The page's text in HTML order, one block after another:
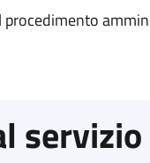
procedimento
servizio